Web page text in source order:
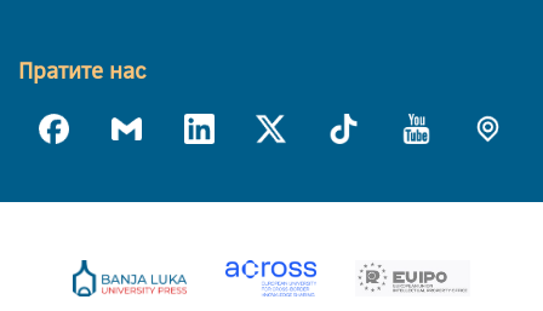
Пратите нас